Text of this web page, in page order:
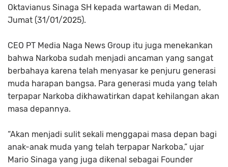
Oktavianus Sinaga SH kepada wartawan di Medan,
Jumat (31/01/2025).
CEO PT Media Naga News Group itu juga menekankan
bahwa Narkoba sudah menjadi ancaman yang sangat
berbahaya karena telah menyasar ke penjuru generasi
muda harapan bangsa. Para generasi muda yang telah
terpapar Narkoba dikhawatirkan dapat kehilangan akan
masa depannya.
“Akan menjadi sulit sekali menggapai masa depan bagi
anak-anak muda yang telah terpapar Narkoba,” ujar
Mario Sinaga yang juga dikenal sebagai Founder